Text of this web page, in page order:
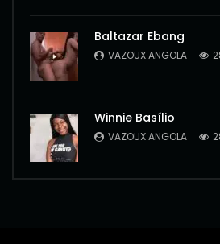
Baltazar Ebang
VAZOUX ANGOLA
Winnie Basílio
VAZOUX ANGOLA